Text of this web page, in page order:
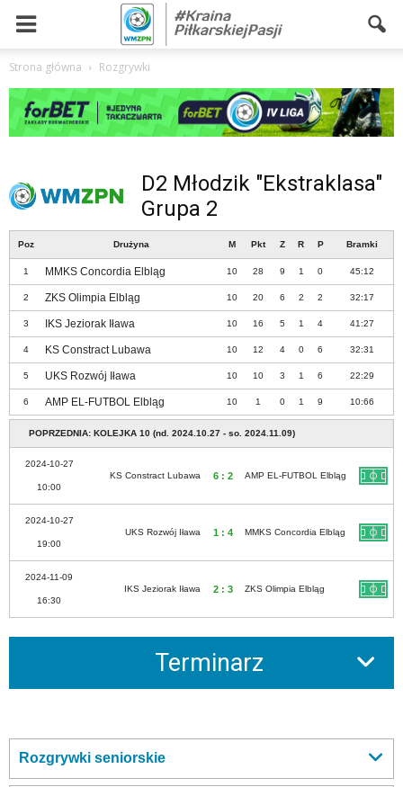
Strona główna Rozgrywki
D2 Młodzik "Ekstraklasa"
Grupa 2
Poz Drużyna M Pkt Z R P Bramki
1 MMKS Concordia Elbląg 10 28 9 1 0 45:12
2 ZKS Olimpia Elbląg 10 20 6 2 2 32:17
3 IKS Jeziorak Iława 10 16 5 1 4 41:27
4 KS Constract Lubawa 10 12 4 0 6 32:31
5 UKS Rozwój Iława 10 10 3 1 6 22:29
6 AMP EL-FUTBOL Elbląg 10 1 0 1 9 10:66
POPRZEDNIA: KOLEJKA 10 (nd. 2024.10.27 - so. 2024.11.09)
2024-10-27
10:00
KS Constract Lubawa 6 : 2 AMP EL-FUTBOL Elbląg
2024-10-27
19:00
UKS Rozwój Iława 1 : 4 MMKS Concordia Elbląg
2024-11-09
16:30
IKS Jeziorak Iława 2 : 3 ZKS Olimpia Elbląg
Terminarz
Rozgrywki seniorskie